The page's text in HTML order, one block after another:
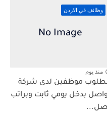
وظائف في الاردن
منذ يوم
موظفين لدى شركة
بدخل يومي ثابت وبراتب